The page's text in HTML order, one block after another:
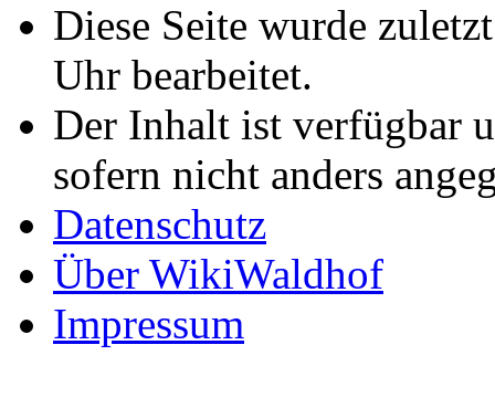
Diese Seite wurde
Uhr bearbeitet.
Der Inhalt ist verfügbar
sofern nicht anders
Datenschutz
Über WikiWaldhof
Impressum